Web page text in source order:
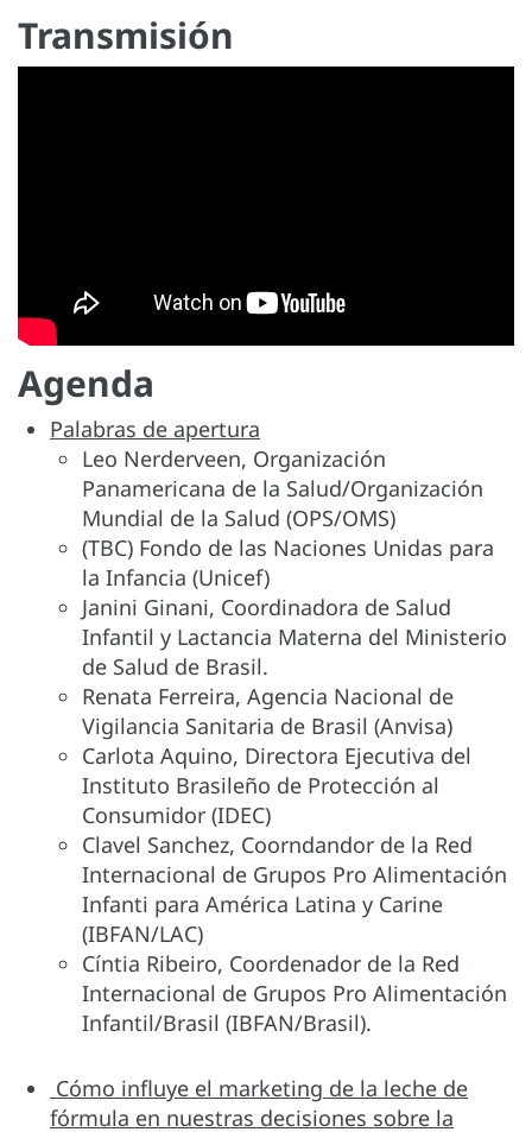
Transmisión
Agenda
Palabras de apertura
Leo Nerderveen, Organización
Panamericana de la Salud/Organización
Mundial de la Salud (OPS/OMS)
(TBC) Fondo de las Naciones Unidas para
la Infancia (Unicef)
Janini Ginani, Coordinadora de Salud
Infantil y Lactancia Materna del Ministerio
de Salud de Brasil.
Renata Ferreira, Agencia Nacional de
Vigilancia Sanitaria de Brasil (Anvisa)
Carlota Aquino, Directora Ejecutiva del
Instituto Brasileño de Protección al
Consumidor (IDEC)
Clavel Sanchez, Coorndandor de la Red
Internacional de Grupos Pro Alimentación
Infanti para América Latina y Carine
(IBFAN/LAC)
Cíntia Ribeiro, Coordenador de la Red
Internacional de Grupos Pro Alimentación
Infantil/Brasil (IBFAN/Brasil).
Cómo influye el marketing de la leche de
fórmula en nuestras decisiones sobre la